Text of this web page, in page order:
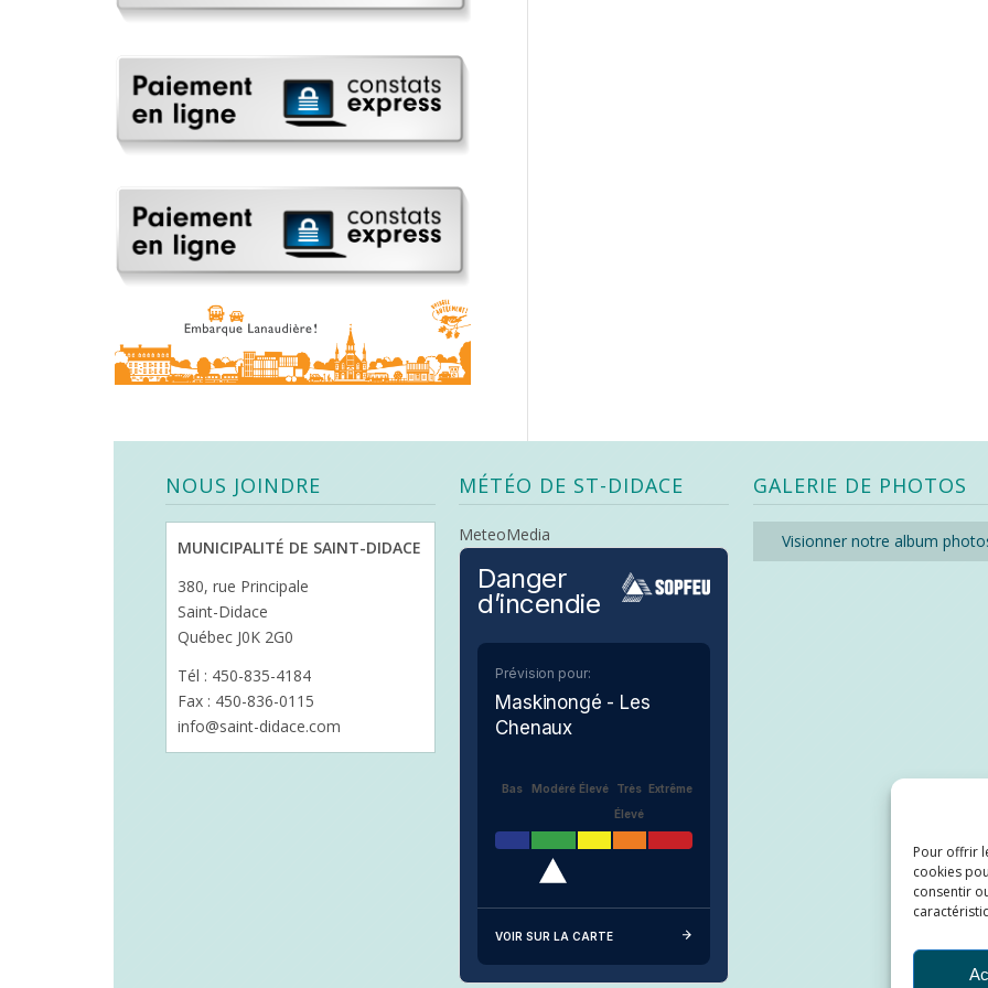
Pour offrir
cookies
consentir
NOUS JOINDRE
MUNICIPALITÉ DE SAINT-DIDACE
380, rue Principale
Saint-Didace
Québec J0K 2G0
Tél : 450-835-4184
Fax : 450-836-0115
info@saint-didace.com
MÉTÉO DE ST-DIDACE
MeteoMedia
Danger
d’incendie
Prévision pour:
Maskinongé - Les
Chenaux
Bas Modéré Élevé
Très
Élevé
Extrême
VOIR SUR LA CARTE
GALERIE DE PHOTOS
Visionner notre album